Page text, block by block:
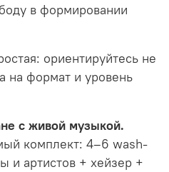
в формировании
ориентируйтесь не
на формат и уровень
с живой музыкой.
комплект: 4–6 wash-
и артистов + хейзер +